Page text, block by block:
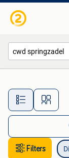
Filters